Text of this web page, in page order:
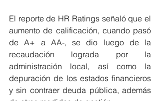
El reporte de HR Ratings señaló que el
aumento de calificación, cuando pasó
de A+ a AA-, se dio luego de la
recaudación lograda por la
administración local, así como la
depuración de los estados financieros
y sin contraer deuda pública, además